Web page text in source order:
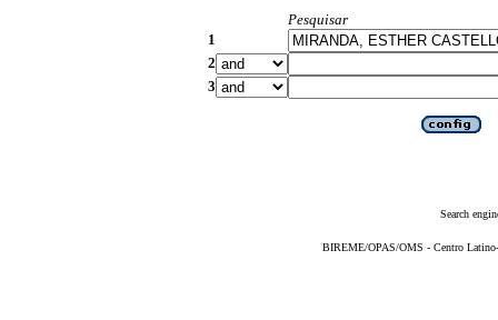
Pesquisar
1
2
3
Search
BIREME/OPAS/OMS - Centro Latino-